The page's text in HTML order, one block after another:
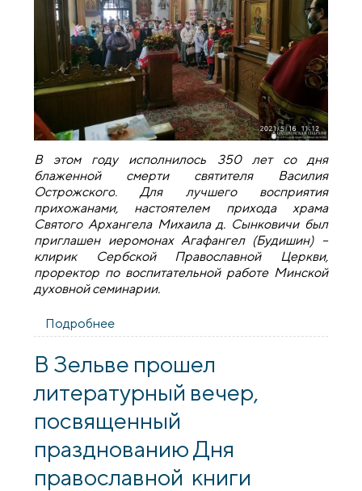
В этом году исполнилось 350 лет со дня
блаженной смерти святителя Василия
Острожского. Для лучшего восприятия
прихожанами, настоятелем прихода храма
Святого Архангела Михаила д. Сынковичи был
приглашен иеромонах Агафангел (Будишин) –
клирик Сербской Православной Церкви,
проректор по воспитательной работе Минской
духовной семинарии.
Подробнее
память святителя Василия Острожского
В Зельве прошел
литературный вечер,
посвященный
празднованию Дня
православной книги